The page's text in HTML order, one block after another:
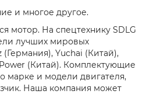
и многое другое.
мотор. На спецтехнику SDLG
лучших мировых
Yuchai (Китай),
(Китай). Комплектующие
марке и модели двигателя,
Наша компания может